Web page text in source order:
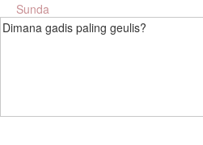
Sunda
Dimana gadis paling geulis?